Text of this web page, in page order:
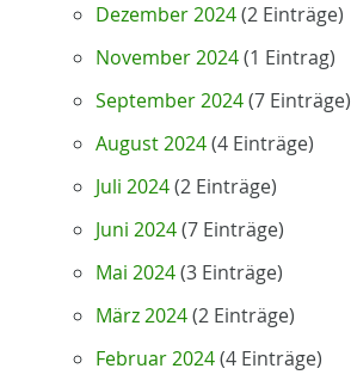
Dezember 2024(2 Einträge)
November 2024(1 Eintrag)
September 2024(7 Einträge)
August 2024(4 Einträge)
Juli 2024(2 Einträge)
Juni 2024(7 Einträge)
Mai 2024(3 Einträge)
März 2024(2 Einträge)
Februar 2024(4 Einträge)